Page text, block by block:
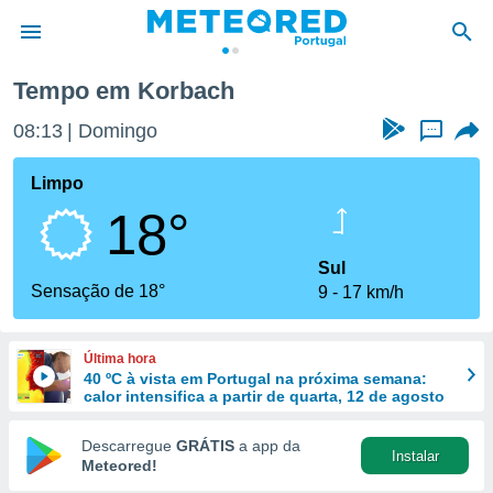
da
foi
fornecidas
a este
das
e
forma
digital
Tempo em Korbach
08:13 Domingo ...
Limpo
18°
Sensação de 18°
Sul
9
17 km/h
Última hora
40 ºC à vista em Portugal na próxima semana:
calor intensifica a partir de quarta, 12 de agosto
Descarregue GRÁTIS a app da
Meteored!
Instalar